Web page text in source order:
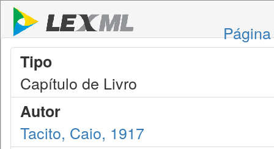
Tipo
Capítulo de Livro
Autor
Tacito, Caio, 1917